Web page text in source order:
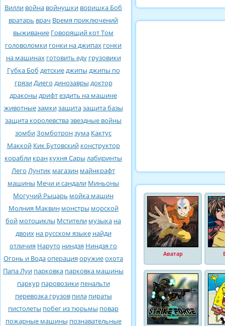
Вилли война войнушки воришка Боб
вратарь врач Время приключений
выживание Говорящий кот Том
головоломки гонки на джипах гонки
на машинах готовить еду грузовики
Губка Боб детскиеджипы джипы по
грязиДиего динозавры доктор
драконы дрифтездить на машине
животныезамкизащитазащита базы
защита королевствазвездные войны
зомбиЗомботронзума Кактус
Маккой Кик Бутовский конструктор
корабли кран кухня Сары лабиринты
Лего Лунтик магазин майнкрафт
машины Мечи и сандали Миньоны
Могучий Рыцарь мойка машин
Молния Маквин монстры морской
бой мотоциклы Мстители музыка на
двоих на русском языке найди
отличия Наруто ниндзя Ниндзя го
Огонь и Водаоперация оружиеохота
Папа Луи парковка парковка машины
паркур паровозики пенальти
перевозка грузов пила пираты
пистолеты побег из тюрьмы повар
пожарные машины познавательные
Аватар